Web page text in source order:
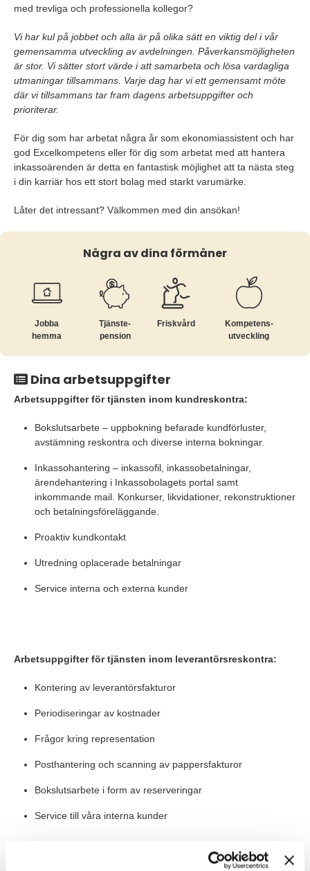
med trevliga och professionella kollegor?
Vi har kul på jobbet och alla är på olika sätt en viktig del i vår
gemensamma utveckling av avdelningen. Påverkansmöjligheten
är stor. Vi sätter stort värde i att samarbeta och lösa vardagliga
utmaningar tillsammans. Varje dag har vi ett gemensamt möte
där vi tillsammans tar fram dagens arbetsuppgifter och
prioriterar.
För dig som har arbetat några år som ekonomiassistent och har
god Excelkompetens eller för dig som arbetat med att hantera
inkassoärenden är detta en fantastisk möjlighet att ta nästa steg
i din karriär hos ett stort bolag med starkt varumärke.
Låter det intressant? Välkommen med din ansökan!
Några av dina förmåner
Jobba
hemma
Tjänste­
pension
Friskvård
Kompetens­
utveckling
Dina arbetsuppgifter
Arbetsuppgifter för tjänsten inom kundreskontra:
Bokslutsarbete – uppbokning befarade kundförluster,
avstämning reskontra och diverse interna bokningar.
Inkassohantering – inkassofil, inkassobetalningar,
ärendehantering i Inkassobolagets portal samt
inkommande mail. Konkurser, likvidationer, rekonstruktioner
och betalningsföreläggande.
Proaktiv kundkontakt
Utredning oplacerade betalningar
Service interna och externa kunder
Arbetsuppgifter för tjänsten inom leverantörsreskontra:
Kontering av leverantörsfakturor
Periodiseringar av kostnader
Frågor kring representation
Posthantering och scanning av pappersfakturor
Bokslutsarbete i form av reserveringar
Service till våra interna kunder